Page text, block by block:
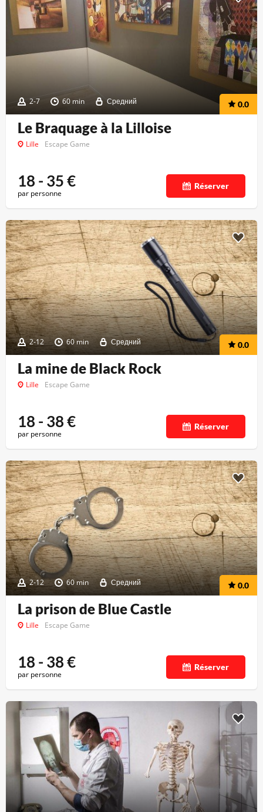
2-7 60 min Средний 0.0
Le Braquage à la Lilloise
Lille Escape Game
18 - 35€
par personne
Réserver
2-12 60 min Средний 0.0
La mine de Black Rock
Lille Escape Game
18 - 38€
par personne
Réserver
2-12 60 min Средний 0.0
La prison de Blue Castle
Lille Escape Game
18 - 38€
par personne
Réserver